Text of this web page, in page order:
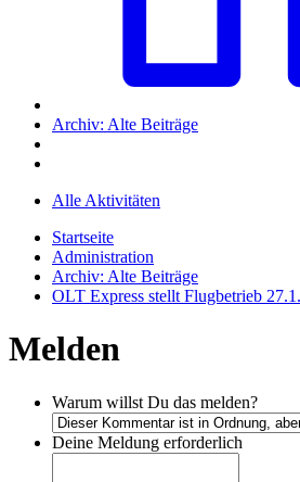
Archiv: Alte Beiträge
Alle Aktivitäten
Startseite
Administration
Archiv: Alte Beiträge
OLT Express stellt Flugbetrieb
Melden
Warum willst Du das melden?
Deine Meldung erforderlich